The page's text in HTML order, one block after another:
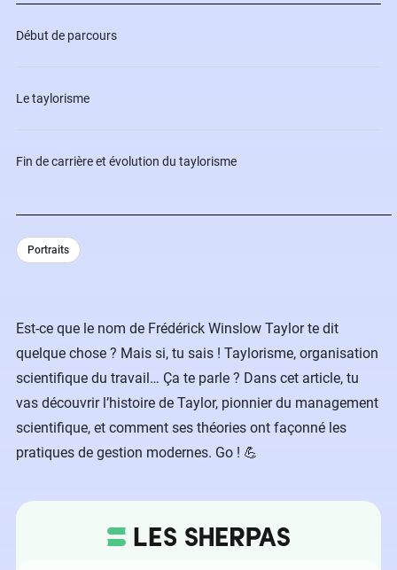
Est-ce que le nom de Frédérick Winslow Taylor te dit
quelque chose ? Mais si, tu sais ! Taylorisme, organisation
scientifique du travail… Ça te parle ? Dans cet article, tu
vas découvrir l’histoire de Taylor, pionnier du management
scientifique, et comment ses théories ont façonné les
pratiques de gestion modernes. Go ! 💪
Début de parcours
Le taylorisme
Fin de carrière et évolution du taylorisme
Portraits